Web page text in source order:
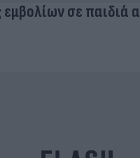
εμβολίων σε παιδιά